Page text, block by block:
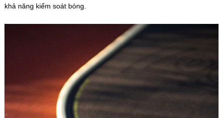
khả năng kiểm soát bóng.